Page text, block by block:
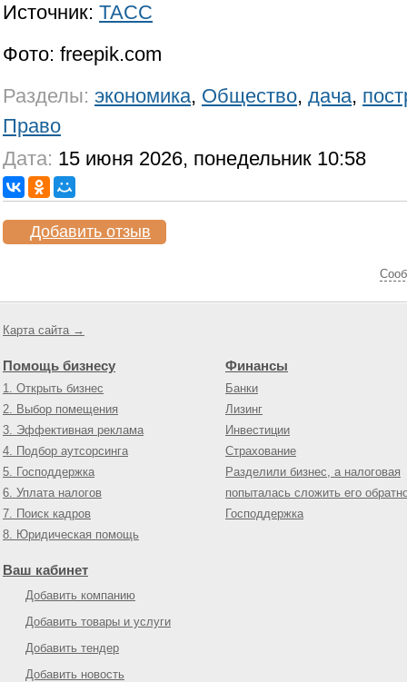
Источник: ТАСС
Фото: freepik.com
Разделы: экономика, Общество, дача,
Право
Дата: 15 июня 2026, понедельник 10:58
Добавить отзыв
Карта сайта →
Помощь бизнесу
1. Открыть бизнес
2. Выбор помещения
3. Эффективная реклама
4. Подбор аутсорсинга
5. Господдержка
6. Уплата налогов
7. Поиск кадров
8. Юридическая помощь
Финансы
Банки
Лизинг
Инвестиции
Страхование
Разделили бизнес, а налоговая
попыталась сложить его
Господдержка
Ваш кабинет
Добавить компанию
Добавить товары и услуги
Добавить тендер
Добавить новость